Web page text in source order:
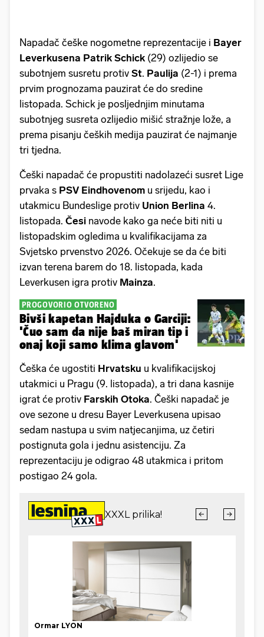
Napadač češke nogometne reprezentacije i Bayer
Leverkusena Patrik Schick (29) ozlijedio se
subotnjem susretu protiv St. Paulija (2-1) i prema
prvim prognozama pauzirat će do sredine
listopada. Schick je posljednjim minutama
subotnjeg susreta ozlijedio mišić stražnje lože, a
prema pisanju čeških medija pauzirat će najmanje
tri tjedna.
Češki napadač će propustiti nadolazeći susret Lige
prvaka s PSV Eindhovenom u srijedu, kao i
utakmicu Bundeslige protiv Union Berlina 4.
listopada. Česi navode kako ga neće biti niti u
listopadskim ogledima u kvalifikacijama za
Svjetsko prvenstvo 2026. Očekuje se da će biti
izvan terena barem do 18. listopada, kada
Leverkusen igra protiv Mainza.
PROGOVORIO OTVORENO
Bivši kapetan Hajduka o Garciji:
'Čuo sam da nije baš miran tip i
onaj koji samo klima glavom'
Češka će ugostiti Hrvatsku u kvalifikacijskoj
utakmici u Pragu (9. listopada), a tri dana kasnije
igrat će protiv Farskih Otoka. Češki napadač je
ove sezone u dresu Bayer Leverkusena upisao
sedam nastupa u svim natjecanjima, uz četiri
postignuta gola i jednu asistenciju. Za
reprezentaciju je odigrao 48 utakmica i pritom
postigao 24 gola.